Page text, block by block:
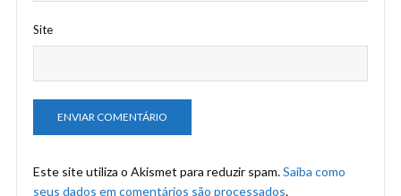
Site
Este site utiliza o Akismet para reduzir spam.Saiba como
seus dados em comentários são processados.